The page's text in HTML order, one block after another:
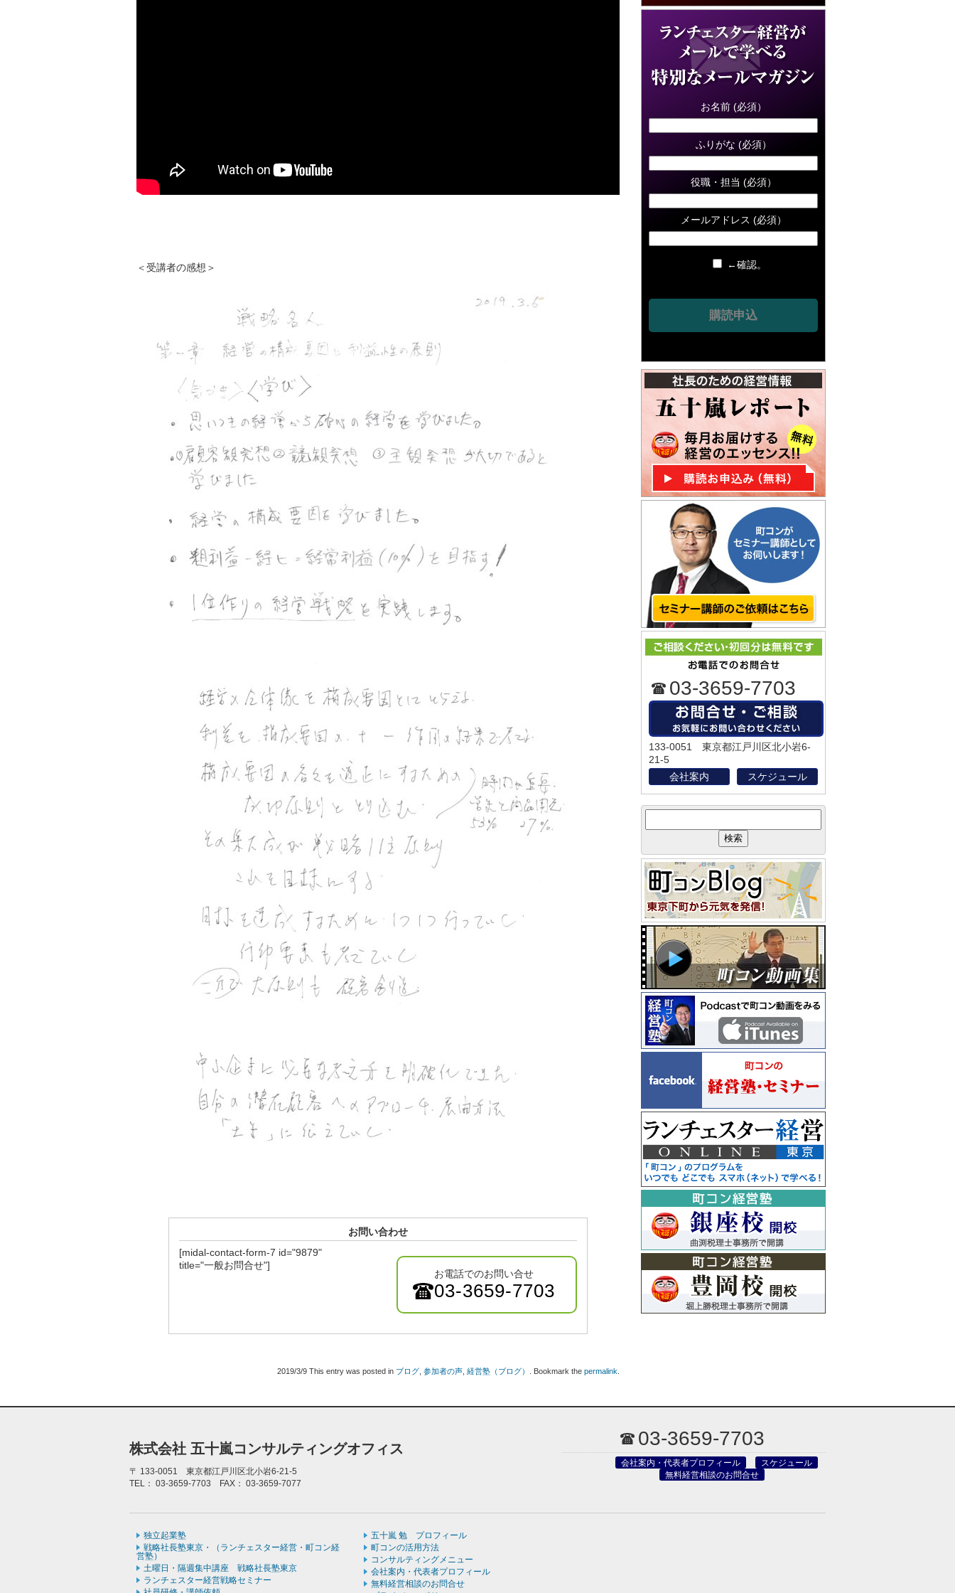
＜受講者の感想＞
お問い合わせ
[midal-contact-form-7 id="9879"
title="一般お問合せ"]
お電話でのお問い合せ
03-3659-7703
2019/3/9 This entry was posted in ブログ 参加者の声 経営塾（ブログ） . Bookmark the permalink
お名前 (必須）
ふりがな (必須）
役職・担当 (必須）
メールアドレス (必須）
←確認。
03-3659-7703
133-0051 東京都江戸川区北小岩6-
21-5
会社案内
スケジュール
イ
内
検
索
株式会社 五十嵐コンサルティングオフィス
〒 133-0051 東京都江戸川区北小岩6-21-5
TEL： 03-3659-7703 FAX： 03-3659-7077
03-3659-7703
会社案内・代表者プロフィール
スケジュール
無料経営相談のお問合せ
独立起業塾
戦略社長塾東京・（ランチェスター経営・町コン経
営塾）
土曜日・隔週集中講座 戦略社長塾東京
ランチェスター経営戦略セミナー
五十嵐 勉 プロフィール
町コンの活用方法
コンサルティングメニュー
会社案内・代表者プロフィール
無料経営相談のお問合せ